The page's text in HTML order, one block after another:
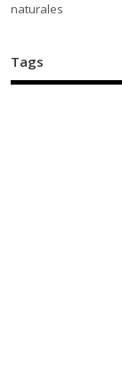
naturales
Tags